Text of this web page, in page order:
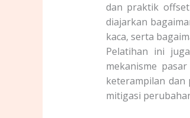
dan praktik
diajarkan
kaca, serta
Pelatihan ini
mekanisme
keterampilan
mitigasi